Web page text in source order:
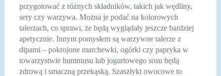
przygotować z różnych składników, takich jak wędliny,
sery czy warzywa. Można je podać na kolorowych
talerzach, co sprawi, że będą wyglądały jeszcze bardziej
apetycznie. Innym pomysłem są warzywne talerze z
dipami – pokrojone marchewki, ogórki czy papryka w
towarzystwie hummusu lub jogurtowego sosu będą
zdrową i smaczną przekąską. Szaszłyki owocowe to